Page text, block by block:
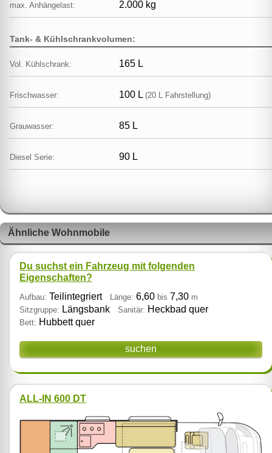
max. Anhängelast: 2.000 kg
Tank- & Kühlschrankvolumen:
Vol. Kühlschrank: 165 L
Frischwasser: 100 L (20 L Fahrstellung)
Grauwasser: 85 L
Diesel Serie: 90 L
Ähnliche Wohnmobile
Du suchst ein Fahrzeug mit folgenden
Eigenschaften?
Aufbau: Teilintegriert Länge: 6,60 bis 7,30 m
Sitzgruppe: Längsbank Sanitär: Heckbad quer
Bett: Hubbett quer
suchen
ALL-IN 600 DT